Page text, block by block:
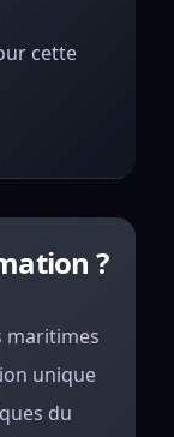
cette
?
maritimes
unique
du